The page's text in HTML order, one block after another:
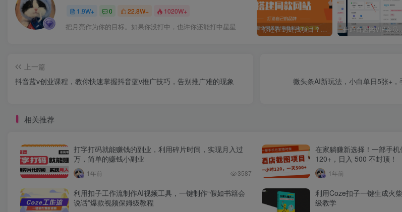
1.9W+ 0 22.8W+ 1020W+
把月亮作为你的目标。如果你没打中，也许你还能打中星星 你还在到处找项目？还在当韭菜？我靠卖项目一个月收入5万+，曾经我也是个失败者。
上一篇
抖音蓝v创业课程，教你快速掌握抖音蓝v推广技巧，告别推广难的现象
微头条AI新玩法，小白单日5张+，
相关推荐
打字打码就能赚钱的副业，利用碎片时间，实现月入过
万，简单的赚钱小副业
1年前 3587
在家躺赚新选择！一部手
120+，日入 500 不封顶！
1年前
利用扣子工作流制作AI视频工具，一键制作“假如书籍会
说话”爆款视频保姆级教程
利用Coze扣子一键生成火
级教学